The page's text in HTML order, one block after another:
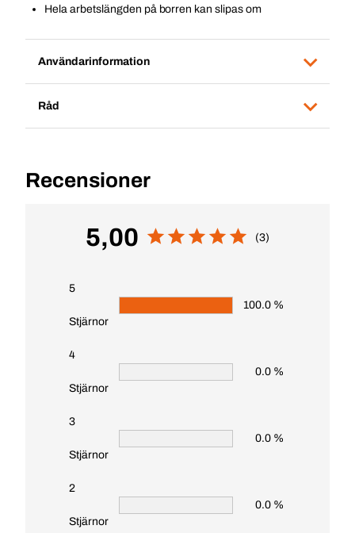
Hela arbetslängden på borren kan slipas om
Användarinformation
Råd
Recensioner
5,00 (3)
5
Stjärnor
100.0 %
4
Stjärnor
0.0 %
3
Stjärnor
0.0 %
2
Stjärnor
0.0 %